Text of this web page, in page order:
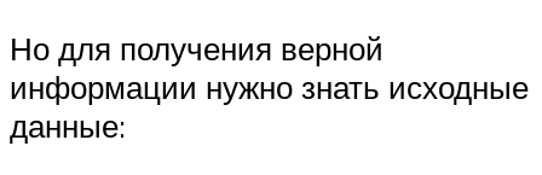
Но для получения верной
информации нужно знать исходные
данные: